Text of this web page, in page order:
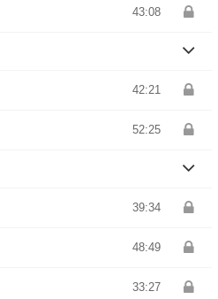
43:08
42:21
52:25
39:34
48:49
33:27